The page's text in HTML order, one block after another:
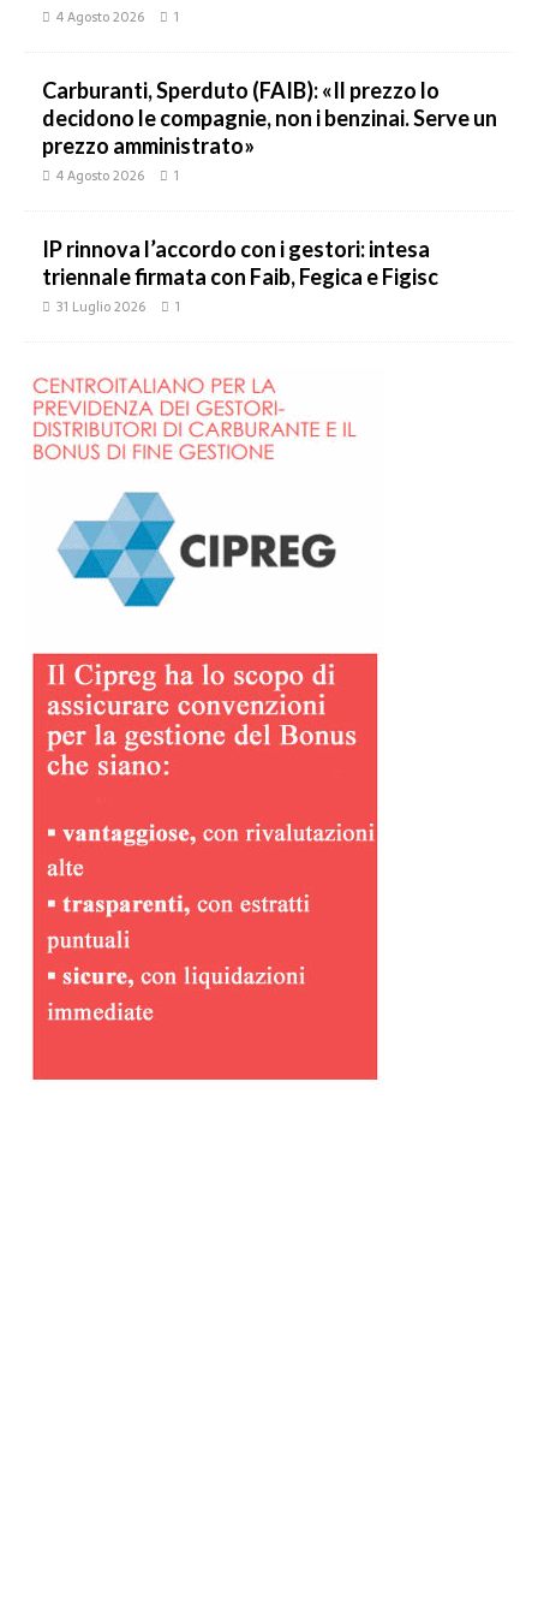
4 Agosto 2026 1
Carburanti, Sperduto (FAIB): «Il prezzo lo
decidono le compagnie, non i benzinai. Serve un
prezzo amministrato»
4 Agosto 2026 1
IP rinnova l’accordo con i gestori: intesa
triennale firmata con Faib, Fegica e Figisc
31 Luglio 2026 1